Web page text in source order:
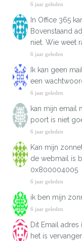
6 jaar geleden
In Office 365
Bovenstaand
niet. Wie weet
6 jaar geleden
Ik kan geen
een
6 jaar geleden
kan mijn email
poort is niet
6 jaar geleden
Kan mijn
de webmail is
0x800004005
6 jaar geleden
ik ben mijn
6 jaar geleden
Dit Email
het is